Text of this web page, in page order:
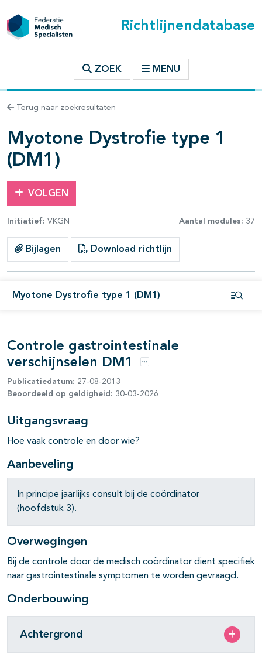
Richtlijnendatabase
ZOEK MENU
Terug naar zoekresultaten
Myotone Dystrofie type 1
(DM1)
VOLGEN
Initiatief: VKGN Aantal modules: 37
Bijlagen Download richtlijn
Myotone Dystrofie type 1 (DM1)
binnen deze richtlijn
open- en dichtklappen
open- en dichtklappen
Controle gastrointestinale
verschijnselen DM1
Opties
Publicatiedatum: 27-08-2013
Beoordeeld op geldigheid: 30-03-2026
Uitgangsvraag
Hoe vaak controle en door wie?
Aanbeveling
In principe jaarlijks consult bij de coördinator
(hoofdstuk 3).
Overwegingen
Bij de controle door de medisch coördinator dient specifiek
naar gastrointestinale symptomen te worden gevraagd.
Onderbouwing
Achtergrond